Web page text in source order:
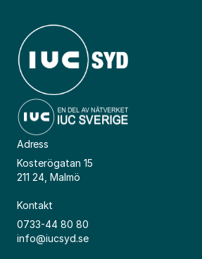
Adress
Kosterögatan 15
211 24, Malmö
Kontakt
0733-44 80 80
info@iucsyd.se